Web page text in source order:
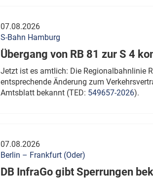
07.08.2026
S-Bahn Hamburg
Übergang von RB 81 zur S 4
Jetzt ist es amtlich: Die Regionalbahnlinie
entsprechende Änderung zum
Amtsblatt bekannt (TED: 549657-2026).
07.08.2026
Berlin – Frankfurt (Oder)
DB InfraGo gibt Sperrungen